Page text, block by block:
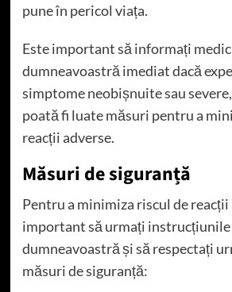
pune în pericol viața.
Este important să informați
dumneavoastră imediat dacă
simptome neobișnuite sau
poată fi luate măsuri pentru a
reacții adverse.
Măsuri de siguranță
Pentru a minimiza riscul de reacții
important să urmați
dumneavoastră și să respectați
măsuri de siguranță: